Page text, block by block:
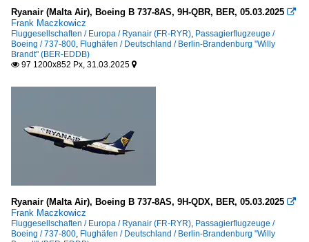
Ryanair (Malta Air), Boeing B 737-8AS, 9H-QBR, BER, 05.03.2025 
Frank Maczkowicz
Fluggesellschaften / Europa / Ryanair (FR-RYR) Passagierflugzeuge /
Boeing / 737-800 Flughäfen / Deutschland / Berlin-Brandenburg "Willy
Brandt" (BER-EDDB)
 97 1200x852 Px, 31.03.2025 
Ryanair (Malta Air), Boeing B 737-8AS, 9H-QDX, BER, 05.03.2025 
Frank Maczkowicz
Fluggesellschaften / Europa / Ryanair (FR-RYR) Passagierflugzeuge /
Boeing / 737-800 Flughäfen / Deutschland / Berlin-Brandenburg "Willy